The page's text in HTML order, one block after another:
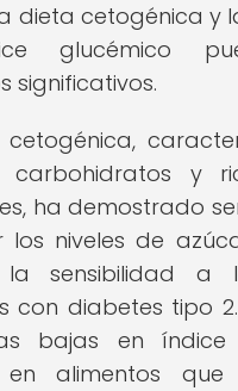
dieta cetogénica y
glucémico
significativos.
carbohidratos y
ha demostrado
los niveles de
la sensibilidad a
con diabetes tipo
bajas en índice
en alimentos